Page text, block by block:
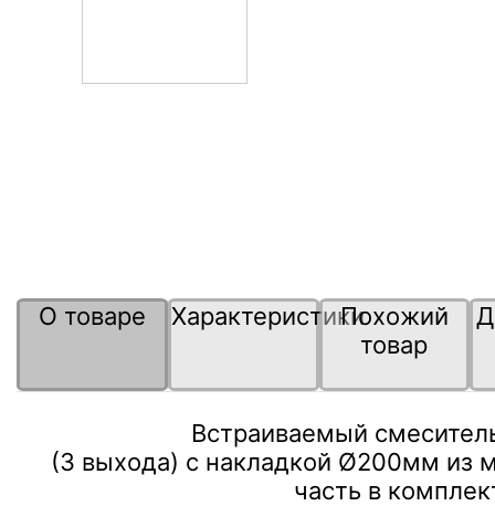
О товаре ХарактеристикиПохожий
товар
Встраиваемый
(3 выхода) с накладкой Ø200мм из
часть в